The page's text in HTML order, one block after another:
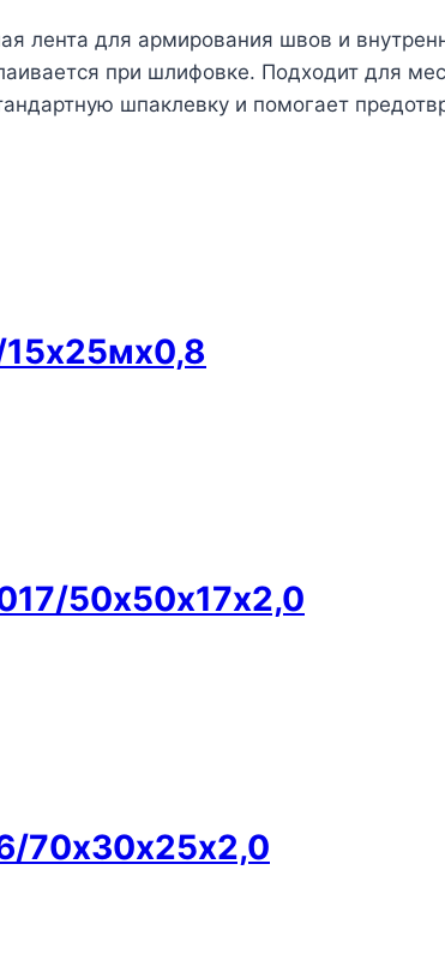
лента для армирования швов и
при шлифовке. Подходит для
шпаклевку и помогает
50х50х17х2,0
70х30х25х2,0